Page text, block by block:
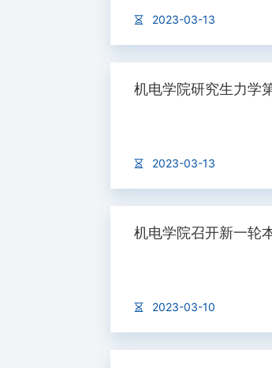
2023-03-13
机电学院研究生力学
2023-03-13
机电学院召开新一轮
2023-03-10